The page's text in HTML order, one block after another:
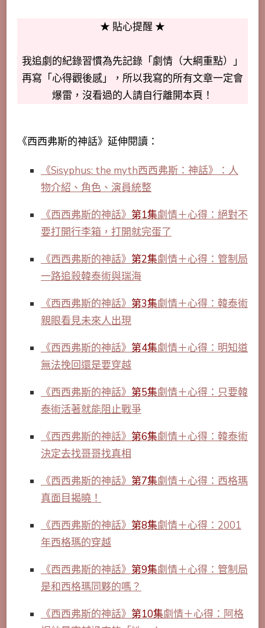
★ 貼心提醒 ★
我追劇的紀錄習慣為先記錄「劇情（大綱重點）」
再寫「心得觀後感」，所以我寫的所有文章一定會
爆雷，沒看過的人請自行離開本頁！
《西西弗斯的神話》延伸閱讀：
《Sisyphus: the myth西西弗斯：神話》：人
物介紹、角色、演員統整
《西西弗斯的神話》 第1集劇情＋心得：絕對不
要打開行李箱，打開就完蛋了
《西西弗斯的神話》 第2集劇情＋心得：管制局
一路追殺韓泰術與瑞海
《西西弗斯的神話》 第3集劇情＋心得：韓泰術
親眼看見未來人出現
《西西弗斯的神話》 第4集劇情＋心得：明知道
無法挽回還是要穿越
《西西弗斯的神話》 第5集劇情＋心得：只要韓
泰術活著就能阻止戰爭
《西西弗斯的神話》 第6集劇情＋心得：韓泰術
決定去找哥哥找真相
《西西弗斯的神話》 第7集劇情＋心得：西格瑪
真面目揭曉！
《西西弗斯的神話》 第8集劇情＋心得：2001
年西格瑪的穿越
《西西弗斯的神話》 第9集劇情＋心得：管制局
是和西格瑪同夥的嗎？
《西西弗斯的神話》 第10集劇情＋心得：阿格